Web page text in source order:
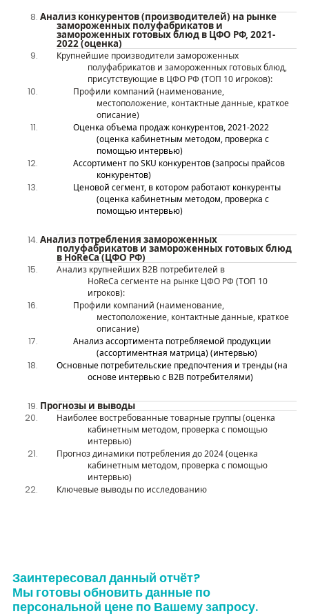
Анализконкурентов(производителей) на рынке
замороженных полуфабрикатов и
замороженных готовых блюд в ЦФО РФ, 2021-
2022 (оценка)
Крупнейшие производители замороженных
полуфабрикатов и замороженных готовых блюд,
присутствующие в ЦФО РФ (ТОП 10 игроков):
Профили компаний (наименование,
местоположение, контактные данные, краткое
описание)
Оценка объема продаж конкурентов, 2021-2022
(оценка кабинетным методом, проверка с
помощью интервью)
Ассортимент по SKU конкурентов (запросы прайсов
конкурентов)
Ценовой сегмент, в котором работают конкуренты
(оценка кабинетным методом, проверка с
помощью интервью)
Анализ потреблениязамороженных
полуфабрикатов и замороженных готовых блюд
в HoReCa (ЦФО РФ)
Анализ крупнейших B2B потребителей в
HoReCa сегменте на рынке ЦФО РФ (ТОП 10
игроков):
Профили компаний (наименование,
местоположение, контактные данные, краткое
описание)
Анализ ассортимента потребляемой продукции
(ассортиментная матрица) (интервью)
Основные потребительские предпочтения и тренды (на
основе интервью с B2B потребителями)
Прогнозы и выводы
Наиболее востребованные товарные группы (оценка
кабинетным методом, проверка с помощью
интервью)
Прогноз динамики потребления до 2024 (оценка
кабинетным методом, проверка с помощью
интервью)
Ключевые выводы по исследованию
Заинтересовал данный отчёт?
Мы готовы обновить данные по
персональной цене по Вашему запросу.